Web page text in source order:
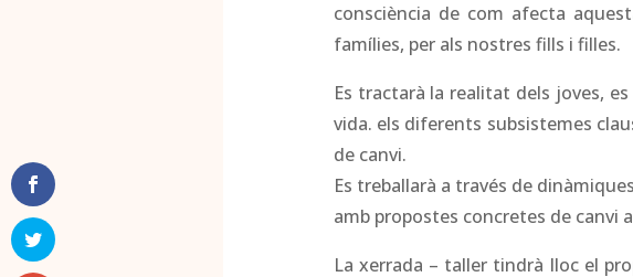
consciència de com afecta
famílies, per als nostres fills i filles.
Es tractarà la realitat dels joves,
vida. els diferents subsistemes
de canvi.
Es treballarà a través de
amb propostes concretes de canvi
La xerrada – taller tindrà lloc el